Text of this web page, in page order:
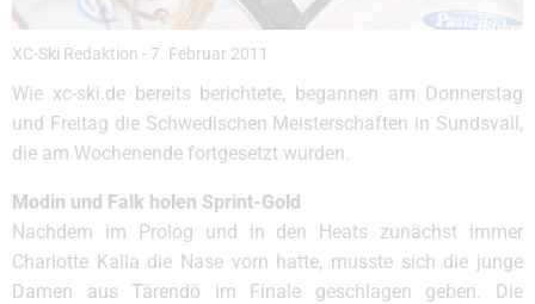
XC-Ski Redaktion - 7. Februar 2011
Wie xc-ski.de bereits berichtete, begannen am Donnerstag
und Freitag die Schwedischen Meisterschaften in Sundsvall,
die am Wochenende fortgesetzt wurden.
Modin und Falk holen Sprint-Gold
Nachdem im Prolog und in den Heats zunächst immer
Charlotte Kalla die Nase vorn hatte, musste sich die junge
Damen aus Tärendö im Finale geschlagen geben. Die